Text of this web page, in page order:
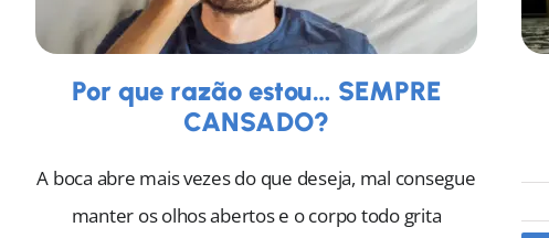
Por que razão estou… SEMPRE
CANSADO?
A boca abre mais vezes do que deseja, mal consegue
manter os olhos abertos e o corpo todo grita